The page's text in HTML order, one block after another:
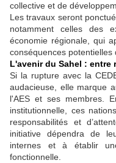
collective et de
Les travaux seront
notamment celles des
économie régionale, qui
conséquences potentielles
L'avenir du Sahel :
Si la rupture avec la
audacieuse, elle marque
l'AES et ses membres.
institutionnelle, ces
responsabilités et
initiative dépendra de
internes et à établir
fonctionnelle.